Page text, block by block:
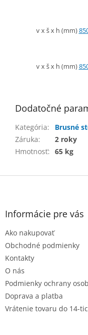
v x š x h (mm)
v x š x h (mm)
Dodatočné
Kategória:
Brusné
Záruka:
2 roky
Hmotnosť: 65 kg
Z
Informácie pre vás
Ako nakupovať
Obchodné podmienky
Kontakty
O nás
Podmienky ochrany
Doprava a platba
Vrátenie tovaru do 14-